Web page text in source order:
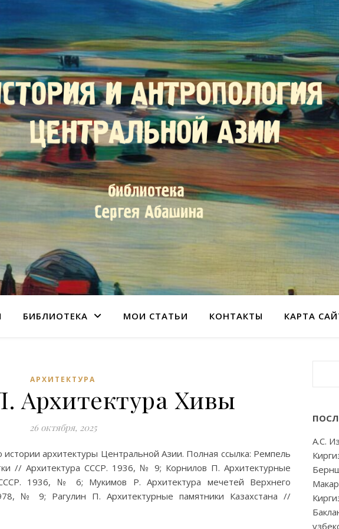
БИБЛИОТЕКА МОИ СТАТЬИ КОНТАКТЫ КАРТА
АРХИТЕКТУРА
Архитектура Хивы
26 октября, 2025
архитектуры Центральной Азии. Полная ссылка: Ремпель
// Архитектура СССР. 1936, № 9; Корнилов П. Архитектурные
1936, № 6; Мукимов Р. Архитектура мечетей Верхнего
№ 9; Рагулин П. Архитектурные памятники Казахстана //
А.С.